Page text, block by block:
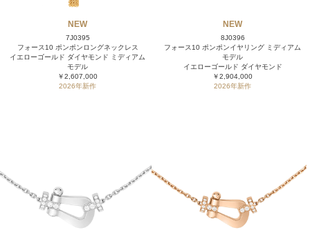
NEW
7J0395
フォース10 ポンポンロングネックレス
イエローゴールド ダイヤモンド ミディアム
モデル
￥2,607,000
2026年新作
NEW
8J0396
フォース10 ポンポンイヤリング ミディアム
モデル
イエローゴールド ダイヤモンド
￥2,904,000
2026年新作